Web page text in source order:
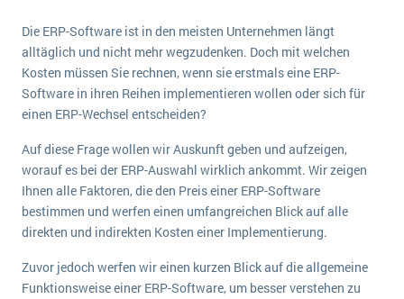
Einführung
Schulung
Auswertung
Grosshandel
Handel
Handwerk
Health Care
IKT
Installation
Landwirtschaft
Maschinenbau
Medien
NGO
Die 4 Komponenten eines CRM-Systems
5 Funktionen einer ERP-Software für Konzerne
Was ist Data Mining? - Ein Leitfaden für Unternehmen
Mehr über ERP-Software
ERP Wissenszentrum
Impressum
Kontakt
Die ERP-Software ist in den meisten Unternehmen längt
alltäglich und nicht mehr wegzudenken. Doch mit welchen
Kosten müssen Sie rechnen, wenn sie erstmals eine ERP-
Software in ihren Reihen implementieren wollen oder sich für
einen ERP-Wechsel entscheiden?
Auf diese Frage wollen wir Auskunft geben und aufzeigen,
worauf es bei der ERP-Auswahl wirklich ankommt. Wir zeigen
Ihnen alle Faktoren, die den Preis einer ERP-Software
bestimmen und werfen einen umfangreichen Blick auf alle
direkten und indirekten Kosten einer Implementierung.
Zuvor jedoch werfen wir einen kurzen Blick auf die allgemeine
Funktionsweise einer ERP-Software, um besser verstehen zu